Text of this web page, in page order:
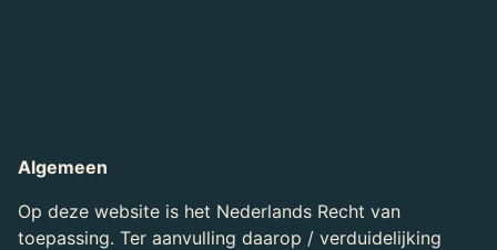
Algemeen
Op deze website is het Nederlands Recht van
toepassing. Ter aanvulling daarop / verduidelijking